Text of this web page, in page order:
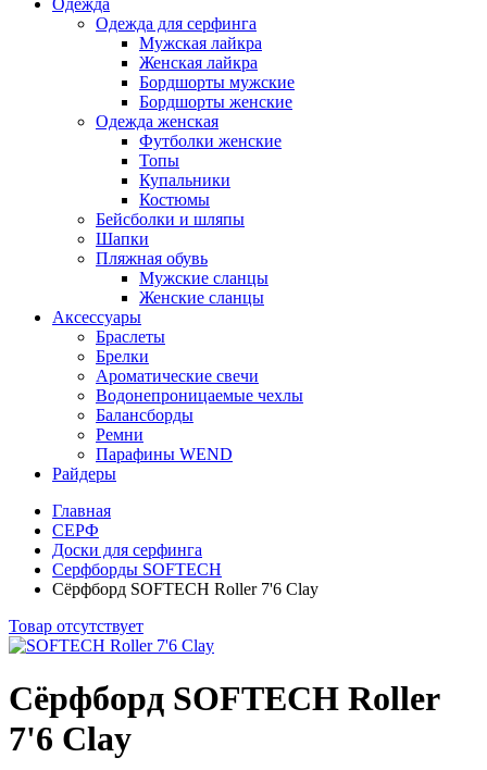
Одежда
Одежда для серфинга
Мужская лайкра
Женская лайкра
Бордшорты мужские
Бордшорты женские
Одежда женская
Футболки женские
Топы
Купальники
Костюмы
Бейсболки и шляпы
Шапки
Пляжная обувь
Мужские сланцы
Женские сланцы
Аксессуары
Браслеты
Брелки
Ароматические свечи
Водонепроницаемые чехлы
Балансборды
Ремни
Парафины WEND
Райдеры
Главная
СЕРФ
Доски для серфинга
Серфборды SOFTECH
Сёрфборд SOFTECH Roller 7'6 Clay
Товар отсутствует
Сёрфборд SOFTECH Roller
7'6 Clay